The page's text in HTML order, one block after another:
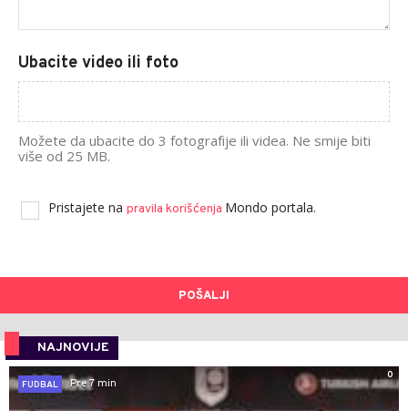
Ubacite video ili foto
Možete da ubacite do 3 fotografije ili videa. Ne smije biti
više od 25 MB.
Pristajete na pravila korišćenja Mondo portala.
POŠALJI
NAJNOVIJE
0
FUDBAL
Pre 7 min